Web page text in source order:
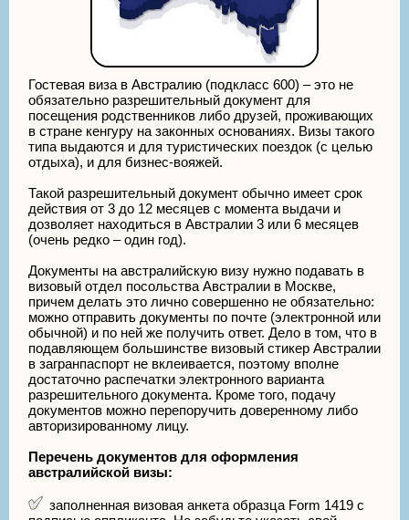
Гостевая виза в Австралию (подкласс 600) – это не
обязательно разрешительный документ для
посещения родственников либо друзей, проживающих
в стране кенгуру на законных основаниях. Визы такого
типа выдаются и для туристических поездок (с целью
отдыха), и для бизнес-вояжей.
Такой разрешительный документ обычно имеет срок
действия от 3 до 12 месяцев с момента выдачи и
дозволяет находиться в Австралии 3 или 6 месяцев
(очень редко – один год).
Документы на австралийскую визу нужно подавать в
визовый отдел посольства Австралии в Москве,
причем делать это лично совершенно не обязательно:
можно отправить документы по почте (электронной или
обычной) и по ней же получить ответ. Дело в том, что в
подавляющем большинстве визовый стикер Австралии
в загранпаспорт не вклеивается, поэтому вполне
достаточно распечатки электронного варианта
разрешительного документа. Кроме того, подачу
документов можно перепоручить доверенному либо
авторизированному лицу.
Перечень документов для оформления
австралийской визы:
заполненная визовая анкета образца Form 1419 с